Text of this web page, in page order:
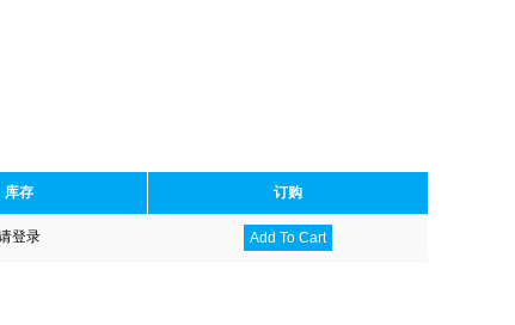
库存 订购
登录 Add To Cart